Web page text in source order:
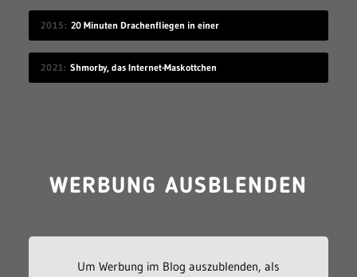
2015 20 Minuten Drachenfliegen in einer
2021 Shmorby, das Internet-Maskottchen
WERBUNG AUSBLENDEN
Um Werbung im Blog auszublenden, als